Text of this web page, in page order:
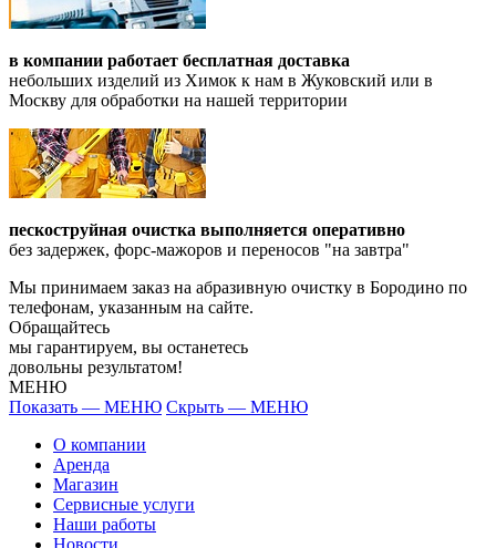
в компании работает бесплатная доставка
небольших изделий из Химок к нам в Жуковский или в
Москву для обработки на нашей территории
пескоструйная очистка выполняется оперативно
без задержек, форс-мажоров и переносов "на завтра"
Мы принимаем заказ на абразивную очистку в Бородино по
телефонам, указанным на сайте.
Обращайтесь
мы гарантируем, вы останетесь
довольны результатом!
МЕНЮ
Показать — МЕНЮ Скрыть — МЕНЮ
О компании
Аренда
Магазин
Сервисные услуги
Наши работы